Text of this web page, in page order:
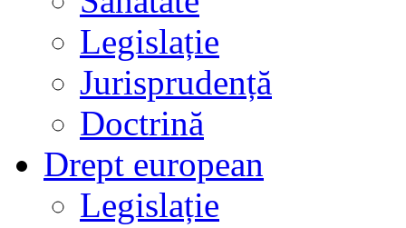
Legislație
Jurisprudență
Doctrină
Drept european
Legislație